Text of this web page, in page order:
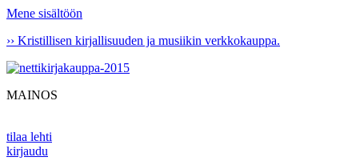
Mene sisältöön
›› Kristillisen kirjallisuuden ja musiikin verkkokauppa.
MAINOS
tilaa lehti
kirjaudu